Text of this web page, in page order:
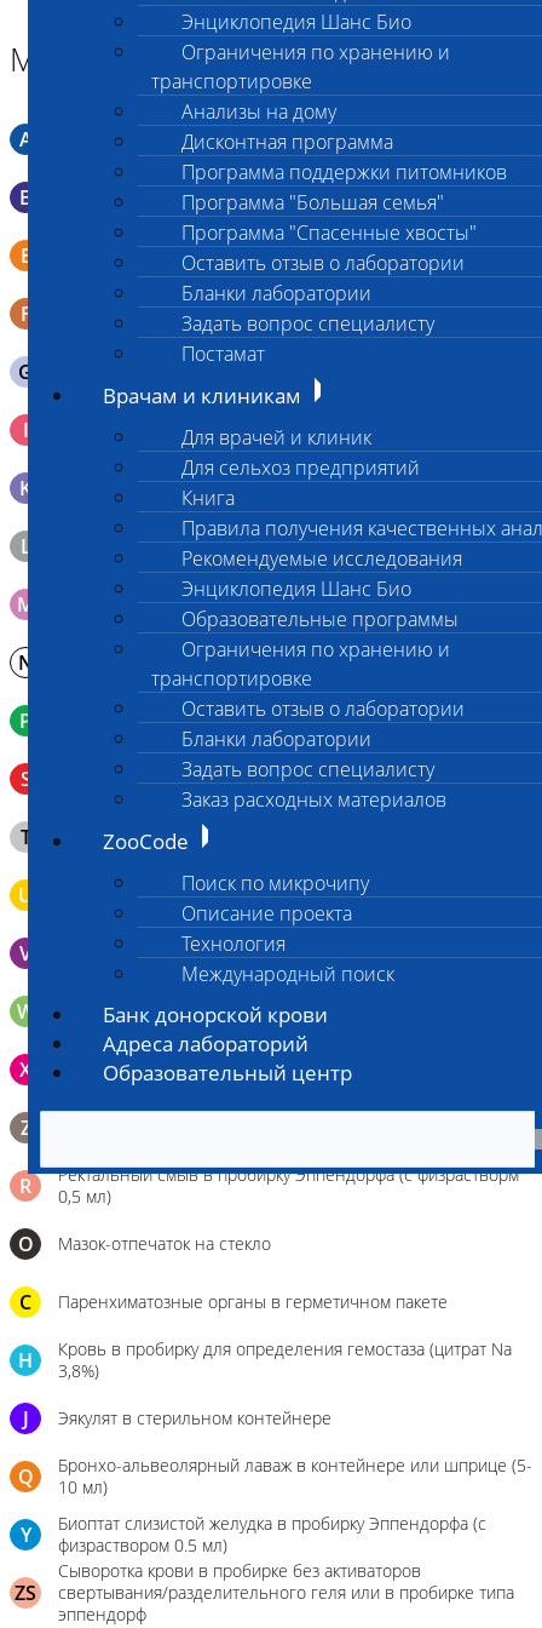
Энциклопедия Шанс Био
Ограничения по хранению и
транспортировке
Анализы на дому
Дисконтная программа
Программа поддержки питомников
Программа "Большая семья"
Программа "Спасенные хвосты"
Оставить отзыв о лаборатории
Бланки лаборатории
Задать вопрос специалисту
Постамат
Врачам и клиникам
Для врачей и клиник
Для сельхоз предприятий
Книга
Правила получения качественных
Рекомендуемые исследования
Энциклопедия Шанс Био
Образовательные программы
Ограничения по хранению и
транспортировке
Оставить отзыв о лаборатории
Бланки лаборатории
Задать вопрос специалисту
Заказ расходных материалов
ZooCode
Поиск по микрочипу
Описание проекта
Технология
Международный поиск
Банк донорской крови
Адреса лабораторий
Образовательный центр
Материал
A Мазок в пробирку со средой Кери-Блера
B Мазок в пробирку со средой Эймса (Стюарта)
E
Смывы со слизистых в пробирку Эппендорфа (с
физраствором 0.5 мл)
F Кал в контейнере с ложечкой
G
I
генетических исследований
K Образец тканей в контейнере с 10% раствором формалина
L Материал берется только в лаборатории!
M Мазок на стекло
N Молоко в контейнере 10-30 мл
P Кровь в пробирку с К3ЭДТА (К2ЭДТА)
S
Венозная кровь в пробирке с активатором свертывания
без разделительного геля
T
Клещ (не более 2 шт.), плотно закрытая сухая пробирка
типа Эппендорф
U Моча во флаконе 5 - 10 мл
V Выпоты и биологические жидкости в контейнере
W Волос (шерсть) в пробирке Эппендорфа
X
Зонд щеточка с буккальным эпителием с внутренней
поверхности щеки (эпителием слизистой оболочки щеки)
Z
Биопсийный эндоскопический материал в 10% растворе
R
Ректальный смыв в пробирку Эппендорфа (с физрастворм
0,5 мл)
О Мазок-отпечаток на стекло
C Паренхиматозные органы в герметичном пакете
H
Кровь в пробирку для определения гемостаза (цитрат Na
3,8%)
J Эякулят в стерильном контейнере
Q
Бронхо-альвеолярный лаваж в контейнере или шприце (5-
10 мл)
Y
Биоптат слизистой желудка в пробирку Эппендорфа (с
физраствором 0.5 мл)
ZS
Сыворотка крови в пробирке без активаторов
свертывания/разделительного геля или в пробирке типа
эппендорф